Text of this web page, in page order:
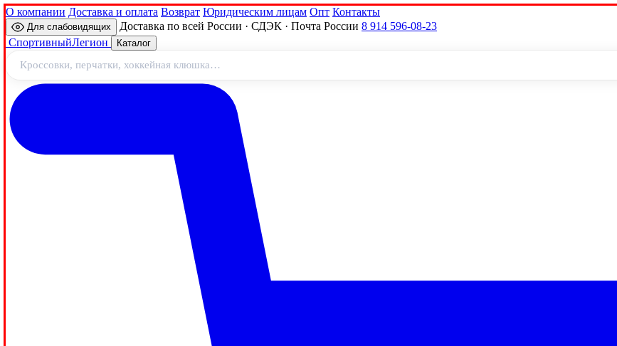
О компании Доставка и оплата Возврат Юридическим лицам Опт Контакты
Для слабовидящих Доставка по всей России · СДЭК · Почта России 8 914 596-08-23
СпортивныйЛегион Каталог